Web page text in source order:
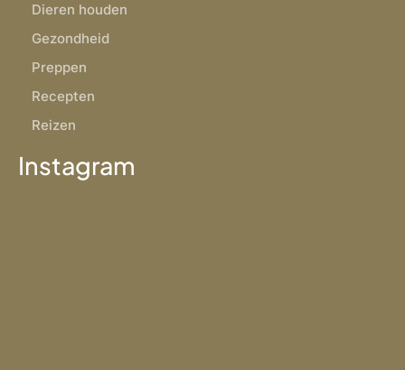
Dieren houden
Gezondheid
Preppen
Recepten
Reizen
Instagram